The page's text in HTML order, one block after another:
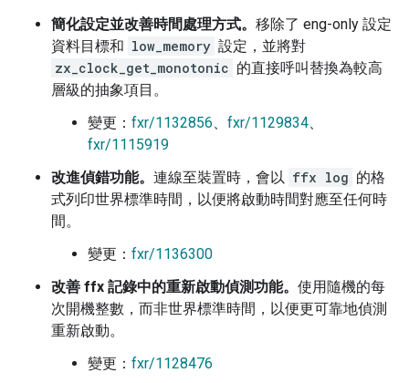
簡化設定並改善時間處理方式。 移除了 eng-only 設定
資料目標和 low_memory 設定，並將對
zx_clock_get_monotonic 的直接呼叫替換為較高
層級的抽象項目。
變更： fxr/1132856、 fxr/1129834、
fxr/1115919
改進偵錯功能。 連線至裝置時，會以 ffx log 的格
式列印世界標準時間，以便將啟動時間對應至任何時
間。
變更： fxr/1136300
改善 ffx 記錄中的重新啟動偵測功能。 使用隨機的每
次開機整數，而非世界標準時間，以便更可靠地偵測
重新啟動。
變更： fxr/1128476